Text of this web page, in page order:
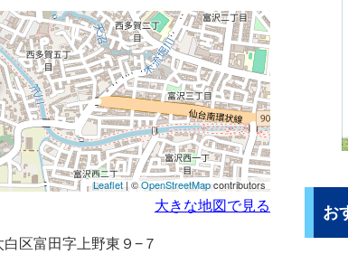
Leaflet| ©OpenStreetMapcontributors
大きな地図で見る
区富田字上野東９−７
お